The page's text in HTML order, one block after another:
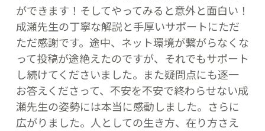
ができます！そしてやってみると意外と面白い！
成瀬先生の丁寧な解説と手厚いサポートにただ
ただ感謝です。途中、ネット環境が繋がらなくな
って投稿が途絶えたのですが、それでもサポート
し続けてくださいました。また疑問点にも逐一
お答えくださって、不安を不安で終わらせない成
瀬先生の姿勢には本当に感動しました。さらに
広がりました。人としての生き方、在り方さえ